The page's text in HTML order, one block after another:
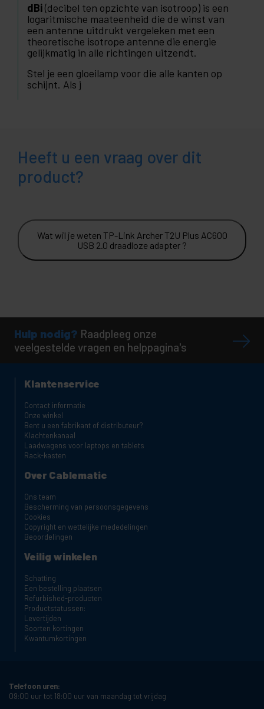
dBi(decibel ten opzichte van isotroop) is een
logaritmische maateenheid die de winst van
een antenne uitdrukt vergeleken met een
theoretische isotrope antenne die energie
gelijkmatig in alle richtingen uitzendt.
Stel je een gloeilamp voor die alle kanten op
schijnt. Als j
Heeft u een vraag over dit
product?
Wat wil je weten TP-Link Archer T2U Plus AC600
USB 2.0 draadloze adapter ?
Hulp nodig? Raadpleeg onze
veelgestelde vragen en helppagina's
Klantenservice
Contact informatie
Onze winkel
Bent u een fabrikant of distributeur?
Klachtenkanaal
Laadwagens voor laptops en tablets
Rack-kasten
Over Cablematic
Ons team
Bescherming van persoonsgegevens
Cookies
Copyright en wettelijke mededelingen
Beoordelingen
Veilig winkelen
Schatting
Een bestelling plaatsen
Refurbished-producten
Productstatussen:
Levertijden
Soorten kortingen
Kwantumkortingen
Telefoon uren:
09:00 uur tot 18:00 uur van maandag tot vrijdag